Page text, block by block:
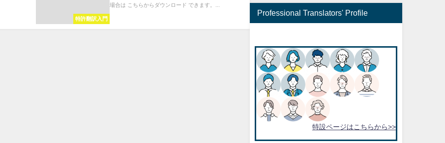
特許翻訳入門
場合は こちらからダウンロード できます。...
Professional Translators' Profile
特設ページはこちらから>>